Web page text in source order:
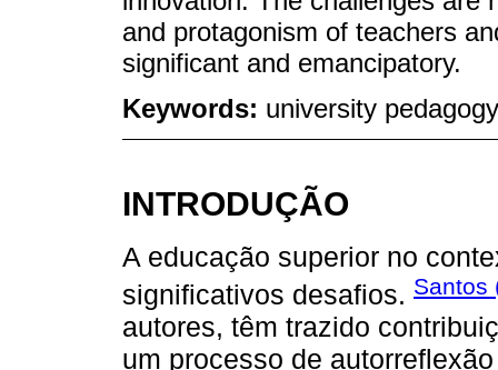
and protagonism of teachers
significant and emancipatory.
Keywords: university
INTRODUÇÃO
A educação superior no
significativos desafios. Santos
autores, têm trazido
um processo de